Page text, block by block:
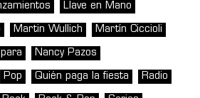
Llave en Mano
Martin Wullich Martín Ciccioli
Nancy Pazos
Pop Quién paga la fiesta Radio